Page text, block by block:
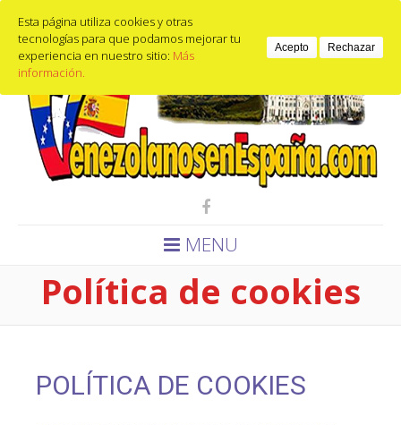
Calle de guzmán el bueno, 9, 28015 Madrid, España
Email
653440397
MENU
Política de cookies
POLÍTICA DE COOKIES
Esta página utiliza cookies y otras
tecnologías para que podamos mejorar tu
experiencia en nuestro sitio: Más
información.
Acepto Rechazar